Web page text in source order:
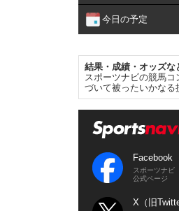
今日の予定
結果・成績・オッズな
スポーツナビの競馬
づいて被ったいかな
Facebook
スポーツナビ
公式ページ
X（旧